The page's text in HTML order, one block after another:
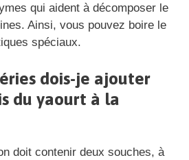
qui aident à décomposer le
Ainsi, vous pouvez boire le
spéciaux.
dois-je ajouter
du yaourt à la
doit contenir deux souches, à